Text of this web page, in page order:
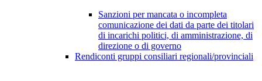
Sanzioni per mancata o incompleta
comunicazione dei dati da parte dei titolari
di incarichi politici, di amministrazione, di
direzione o di governo
Rendiconti gruppi consiliari regionali/provinciali